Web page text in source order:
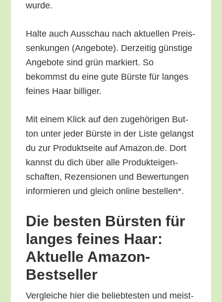
wurde.
Hal­te auch Aus­schau nach aktu­el­len Preis­
sen­kun­gen (Ange­bo­te). Der­zei­tig güns­ti­ge
Ange­bo­te sind grün mar­kiert. So
bekommst du eine gute Bürs­te für lan­ges
fei­nes Haar billiger.
Mit einem Klick auf den zuge­hö­ri­gen But­
ton unter jeder Bürs­te in der Lis­te gelangst
du zur Pro­dukt­sei­te auf Amazon.de. Dort
kannst du dich über alle Pro­duk­tei­gen­
schaf­ten, Rezen­sio­nen und Bewer­tun­gen
infor­mie­ren und gleich online bestellen*.
Die bes­ten Bürs­ten für
lan­ges fei­nes Haar:
Aktu­el­le Amazon-
Bestseller
Ver­glei­che hier die belieb­tes­ten und meist­